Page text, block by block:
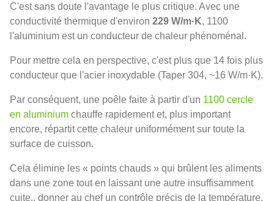
C'est sans doute l'avantage le plus critique. Avec une
conductivité thermique d'environ 229 W/m·K, 1100
l'aluminium est un conducteur de chaleur phénoménal.
Pour mettre cela en perspective, c'est plus que 14 fois plus
conducteur que l'acier inoxydable (Taper 304, ~16 W/m·K).
Par conséquent, une poêle faite à partir d'un 1100 cercle
en aluminium chauffe rapidement et, plus important
encore, répartit cette chaleur uniformément sur toute la
surface de cuisson.
Cela élimine les « points chauds » qui brûlent les aliments
dans une zone tout en laissant une autre insuffisamment
cuite., donner au chef un contrôle précis de la température.